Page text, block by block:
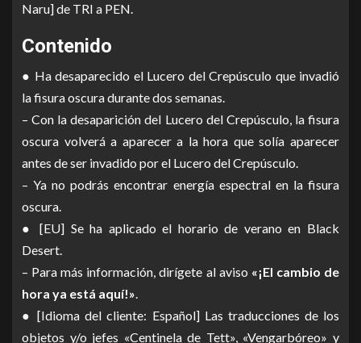
Naru] de TRI a PEN.
Contenido
● Ha desaparecido el Lucero del Crepúsculo que invadió
la fisura oscura durante dos semanas.
– Con la desaparición del Lucero del Crepúsculo, la fisura
oscura volverá a aparecer a la hora que solía aparecer
antes de ser invadido por el Lucero del Crepúsculo.
– Ya no podrás encontrar energía espectral en la fisura
oscura.
● [EU] Se ha aplicado el horario de verano en Black
Desert.
– Para más información, dirígete al aviso «¡El cambio de
hora ya está aquí!».
● [Idioma del cliente: Español] Las traducciones de los
objetos y/o jefes «Centinela de Tett», «Vengarbóreo» y